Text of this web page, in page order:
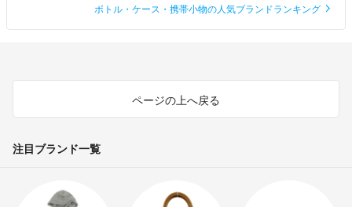
ボトル・ケース・携帯小物の人気ブランドランキング
ページの上へ戻る
注目ブランド一覧